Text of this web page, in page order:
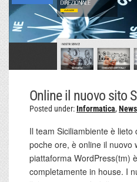
Online il nuovo sito
Posted under:Informatica, News
Il team Siciliambiente è
poche ore, è online il nuovo
piattaforma WordPress(tm)
completamente in house. I